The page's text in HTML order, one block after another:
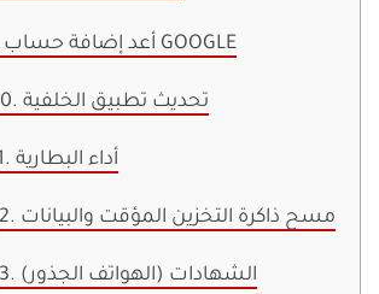
9. أعد إضافة حساب GOOGLE
10. تحديث تطبيق الخلفية
11. أداء البطارية
12. مسح ذاكرة التخزين المؤقت والبيانات
13. الشهادات (الهواتف الجذور)